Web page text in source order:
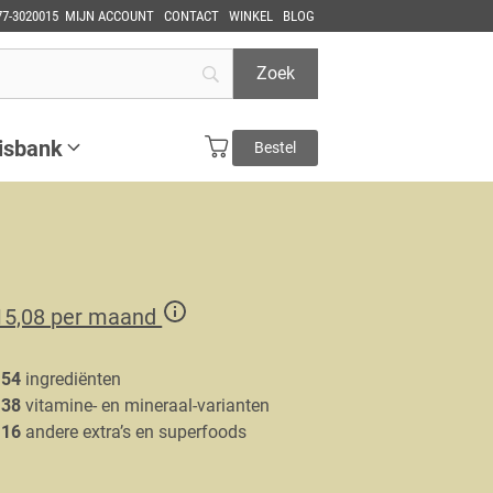
3020015 MIJN ACCOUNT CONTACT WINKEL BLOG
Bestel
per maand
54 ingrediënten
38 vitamine- en mineraal-varianten
16 andere extra’s en superfoods